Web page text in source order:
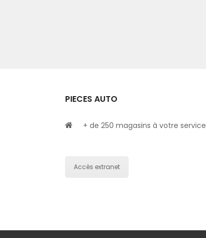
PIECES AUTO
+ de 250 magasins à votre service
Accès extranet